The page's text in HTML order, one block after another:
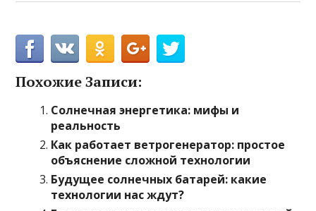
Похожие Записи:
Солнечная энергетика: мифы и
реальность
Как работает ветрогенератор: простое
объяснение сложной технологии
Будущее солнечных батарей: какие
технологии нас ждут?